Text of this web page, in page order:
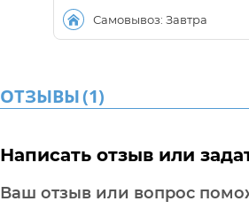
Самовывоз: Завтра
ОТЗЫВЫ(1)
Написать отзыв или
Ваш отзыв или вопрос